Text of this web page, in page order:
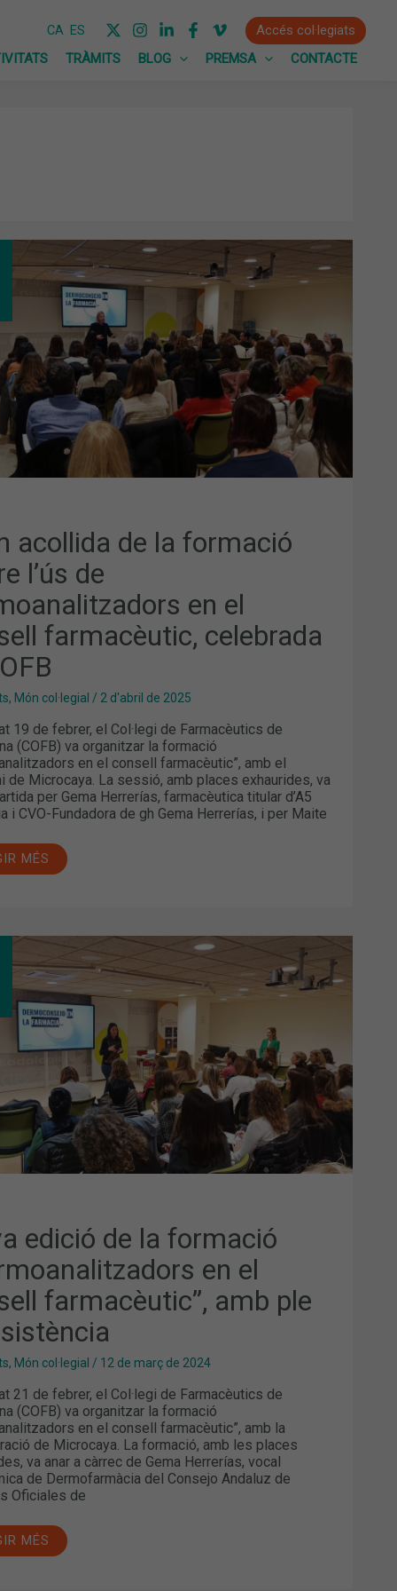
CA ES
Accés col·legiats
TRÀMITS BLOG PREMSA CONTACTE
acollida de la formació
l’ús de
en el
farmacèutic, celebrada
, Món col·legial / 2 d'abril de 2025
19 de febrer, el Col·legi de Farmacèutics de
(COFB) va organitzar la formació
en el consell farmacèutic”, amb el
de Microcaya. La sessió, amb places exhaurides, va
per Gema Herrerías, farmacèutica titular d’A5
i CVO-Fundadora de gh Gema Herrerías, i per Maite
MÉS
edició de la formació
en el
farmacèutic”, amb ple
, Món col·legial / 12 de març de 2024
21 de febrer, el Col·legi de Farmacèutics de
(COFB) va organitzar la formació
en el consell farmacèutic”, amb la
de Microcaya. La formació, amb les places
va anar a càrrec de Gema Herrerías, vocal
de Dermofarmàcia del Consejo Andaluz de
Oficiales de
MÉS